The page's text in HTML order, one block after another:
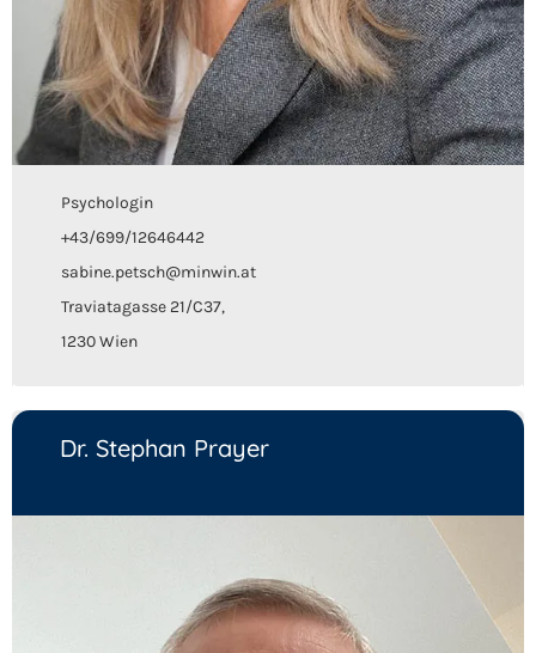
Psychologin
+43/699/12646442
sabine.petsch@minwin.at
Traviatagasse 21/C37,
1230 Wien
Dr. Stephan Prayer